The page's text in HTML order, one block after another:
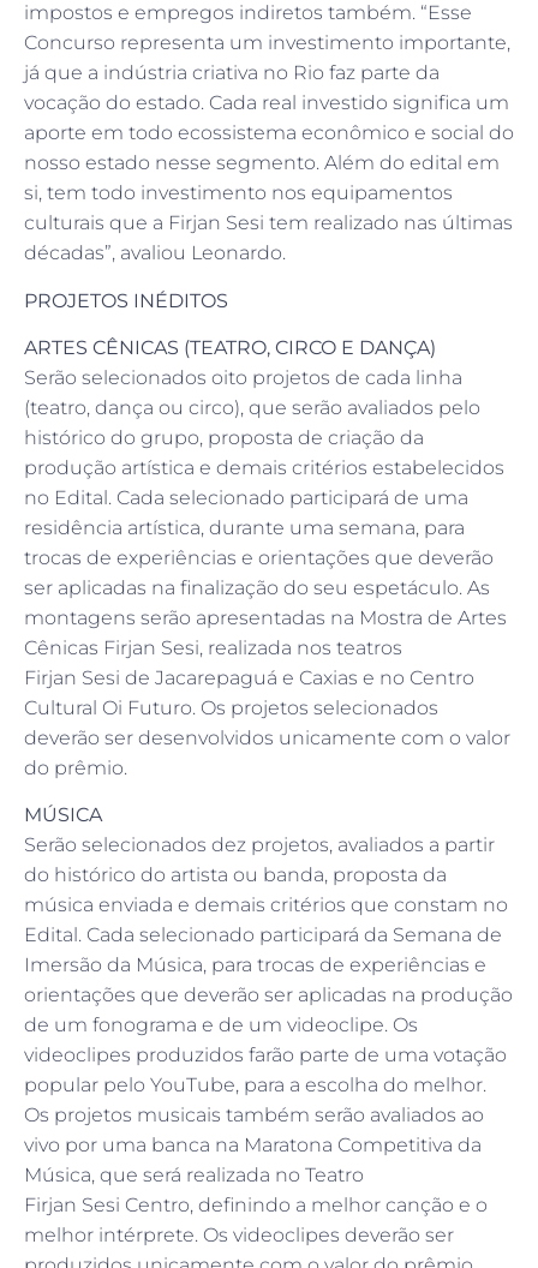
impostos e empregos indiretos também. “Esse
Concurso representa um investimento importante,
já que a indústria criativa no Rio faz parte da
vocação do estado. Cada real investido significa um
aporte em todo ecossistema econômico e social do
nosso estado nesse segmento. Além do edital em
si, tem todo investimento nos equipamentos
culturais que a Firjan Sesi tem realizado nas últimas
décadas”, avaliou Leonardo.
PROJETOS INÉDITOS
ARTES CÊNICAS (TEATRO, CIRCO E DANÇA)
Serão selecionados oito projetos de cada linha
(teatro, dança ou circo), que serão avaliados pelo
histórico do grupo, proposta de criação da
produção artística e demais critérios estabelecidos
no Edital. Cada selecionado participará de uma
residência artística, durante uma semana, para
trocas de experiências e orientações que deverão
ser aplicadas na finalização do seu espetáculo. As
montagens serão apresentadas na Mostra de Artes
Cênicas Firjan Sesi, realizada nos teatros
Firjan Sesi de Jacarepaguá e Caxias e no Centro
Cultural Oi Futuro. Os projetos selecionados
deverão ser desenvolvidos unicamente com o valor
do prêmio.
MÚSICA
Serão selecionados dez projetos, avaliados a partir
do histórico do artista ou banda, proposta da
música enviada e demais critérios que constam no
Edital. Cada selecionado participará da Semana de
Imersão da Música, para trocas de experiências e
orientações que deverão ser aplicadas na produção
de um fonograma e de um videoclipe. Os
videoclipes produzidos farão parte de uma votação
popular pelo YouTube, para a escolha do melhor.
Os projetos musicais também serão avaliados ao
vivo por uma banca na Maratona Competitiva da
Música, que será realizada no Teatro
Firjan Sesi Centro, definindo a melhor canção e o
melhor intérprete. Os videoclipes deverão ser